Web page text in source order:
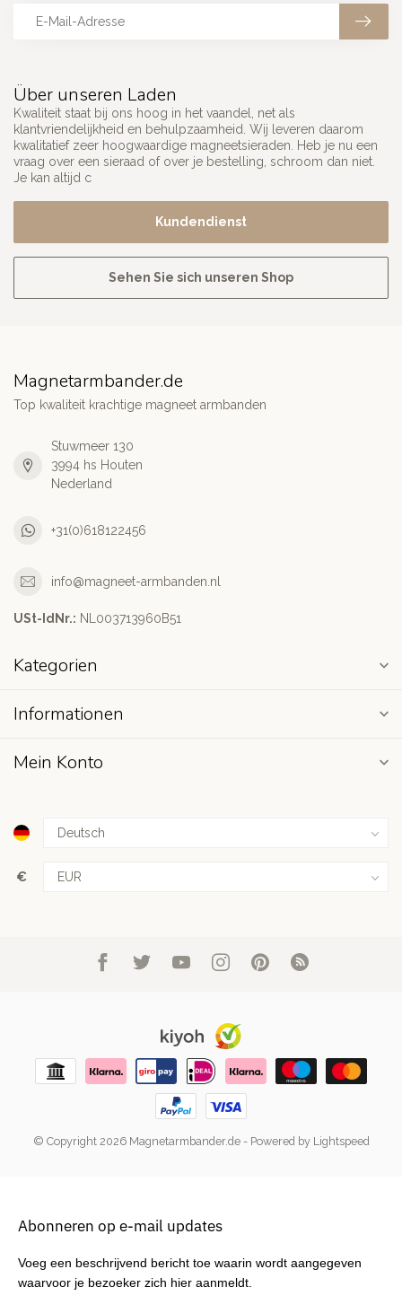
Über unseren Laden
Kwaliteit staat bij ons hoog in het vaandel, net als
klantvriendelijkheid en behulpzaamheid. Wij leveren daarom
kwalitatief zeer hoogwaardige magneetsieraden. Heb je nu een
vraag over een sieraad of over je bestelling, schroom dan niet.
Je kan altijd c
Kundendienst
Sehen Sie sich unseren Shop
Magnetarmbander.de
Top kwaliteit krachtige magneet armbanden
Stuwmeer 130
3994 hs Houten
Nederland
+31(0)618122456
info@magneet-armbanden.nl
USt-IdNr.: NL003713960B51
Kategorien
Informationen
Mein Konto
€
© Copyright 2026 Magnetarmbander.de- Powered by Lightspeed
Abonneren op e-mail updates
Voeg een beschrijvend bericht toe waarin wordt aangegeven
waarvoor je bezoeker zich hier aanmeldt.